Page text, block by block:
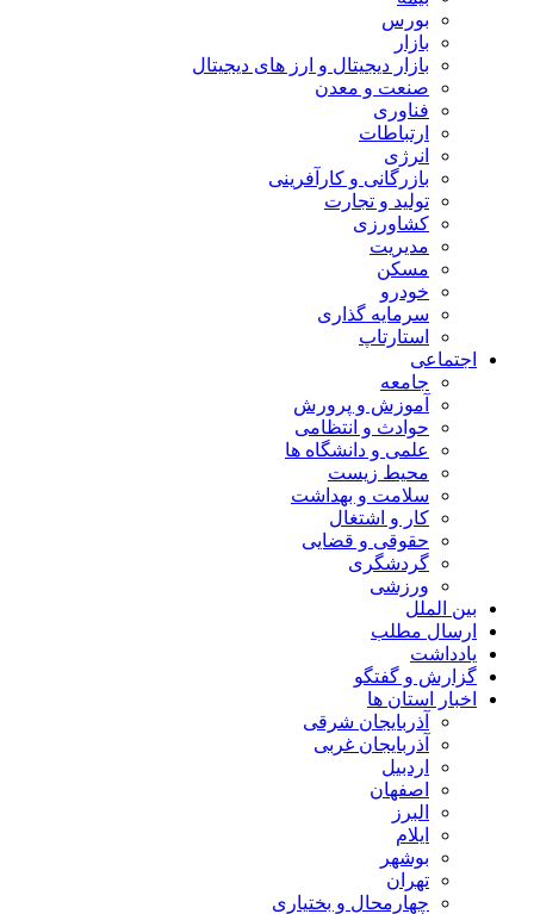
بورس
بازار
بازار دیجیتال و ارز های دیجیتال
صنعت و معدن
فناوری
ارتباطات
انرژی
بازرگانی و کارآفرینی
تولید و تجارت
کشاورزی
مدیریت
مسکن
خودرو
سرمایه گذاری
استارتاپ
اجتماعی
جامعه
آموزش و پرورش
حوادث و انتظامی
علمی و دانشگاه ها
محیط زیست
سلامت و بهداشت
کار و اشتغال
حقوقی و قضایی
گردشگری
ورزشی
بین الملل
ارسال مطلب
یادداشت
گزارش و گفتگو
اخبار استان ها
آذربایجان شرقی
آذربایجان غربی
اردبیل
اصفهان
البرز
ایلام
بوشهر
تهران
چهارمحال و بختیاری